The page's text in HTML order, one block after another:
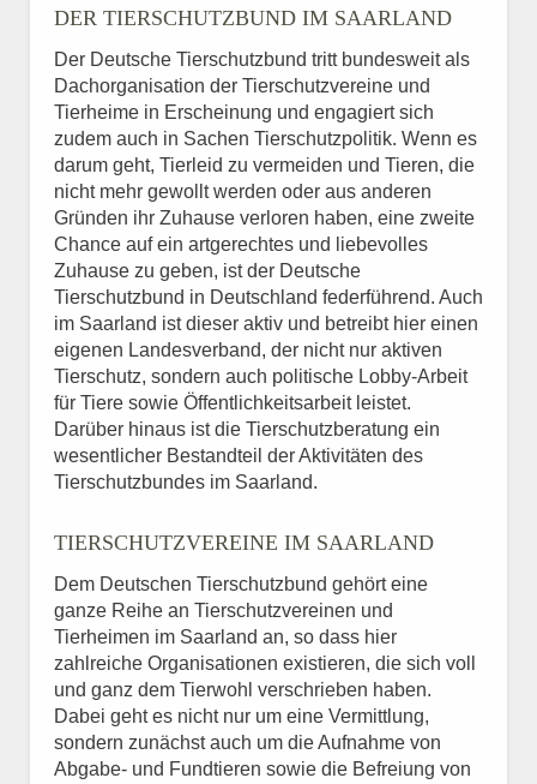
DER TIERSCHUTZBUND IM SAARLAND
Der Deutsche Tierschutzbund tritt bundesweit als
Dachorganisation der Tierschutzvereine und
Tierheime in Erscheinung und engagiert sich
zudem auch in Sachen Tierschutzpolitik. Wenn es
darum geht, Tierleid zu vermeiden und Tieren, die
nicht mehr gewollt werden oder aus anderen
Gründen ihr Zuhause verloren haben, eine zweite
Chance auf ein artgerechtes und liebevolles
Zuhause zu geben, ist der Deutsche
Tierschutzbund in Deutschland federführend. Auch
im Saarland ist dieser aktiv und betreibt hier einen
eigenen Landesverband, der nicht nur aktiven
Tierschutz, sondern auch politische Lobby-Arbeit
für Tiere sowie Öffentlichkeitsarbeit leistet.
Darüber hinaus ist die Tierschutzberatung ein
wesentlicher Bestandteil der Aktivitäten des
Tierschutzbundes im Saarland.
TIERSCHUTZVEREINE IM SAARLAND
Dem Deutschen Tierschutzbund gehört eine
ganze Reihe an Tierschutzvereinen und
Tierheimen im Saarland an, so dass hier
zahlreiche Organisationen existieren, die sich voll
und ganz dem Tierwohl verschrieben haben.
Dabei geht es nicht nur um eine Vermittlung,
sondern zunächst auch um die Aufnahme von
Abgabe- und Fundtieren sowie die Befreiung von